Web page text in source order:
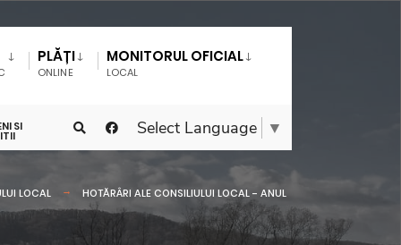
PLĂȚI
ONLINE
MONITORUL OFICIAL
LOCAL
Select Language ▼
SI
LOCAL
HOTĂRÂRI ALE CONSILIULUI LOCAL - ANUL